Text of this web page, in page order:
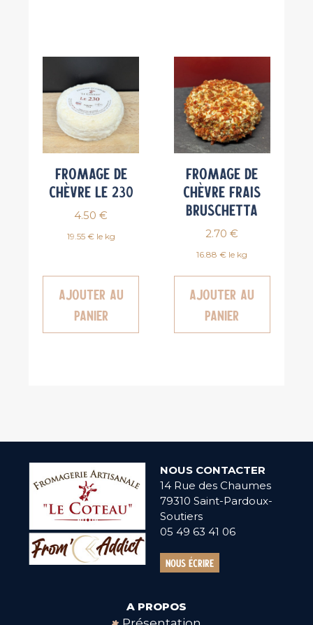
Fromage de
chèvre Le 230
4.50€
19.55 € le kg
Ajouter au
panier
Fromage de
chèvre Frais
Bruschetta
2.70€
16.88 € le kg
Ajouter au
panier
NOUS CONTACTER
14 Rue des Chaumes
79310 Saint-Pardoux-
Soutiers
05 49 63 41 06
Nous écrire
A PROPOS